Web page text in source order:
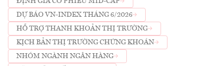
DỰ BÁO VN-INDEX THÁNG 6/2026
HỖ TRỢ THANH KHOẢN THỊ TRƯỜNG
KỊCH BẢN THỊ TRƯỜNG CHỨNG KHOÁN
NHÓM NGÀNH NGÂN HÀNG